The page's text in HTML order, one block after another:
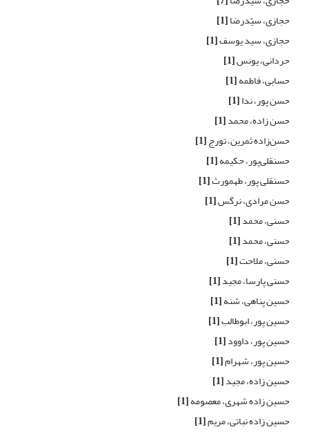
حجازی، سیّدرضا[1]
حجازی، سید یوسف[1]
حردانی، یونس[1]
حسابی، فاطمه[1]
حسن پور، ندا[1]
حسن زاده، محمد[1]
حسن‌زاده ثمرین، تورج[1]
حسنقلی‌پور، حکیمه[1]
حسنقلی پور، طهمورث[1]
حسن مرادی، نرگس[1]
حسنی، محمد[1]
حسنی، محمد[1]
حسنی، ملاحت[1]
حسنی پارسا، مجید[1]
حسین پناهی، شنه[1]
حسین پور، ابوطالب[1]
حسین پور، داوود[1]
حسین پور، شهرام[1]
حسین زاده، مجید[1]
حسین زاده شهری، معصومه[1]
حسین زاده نباتی، مریم[1]